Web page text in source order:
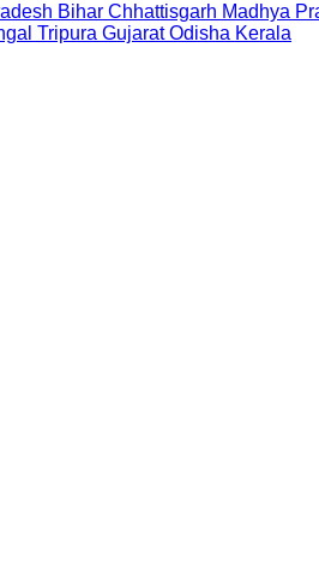
Bihar Chhattisgarh Madhya
Tripura Gujarat Odisha Kerala